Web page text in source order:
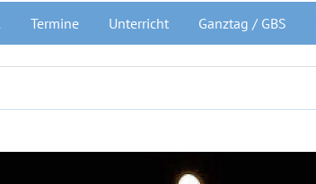
Termine Unterricht Ganztag / GBS